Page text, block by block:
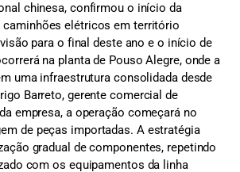
chinesa, confirmou o início da
caminhões elétricos em território
para o final deste ano e o início de
na planta de Pouso Alegre, onde a
uma infraestrutura consolidada desde
Barreto, gerente comercial de
empresa, a operação começará no
de peças importadas. A estratégia
gradual de componentes, repetindo
com os equipamentos da linha